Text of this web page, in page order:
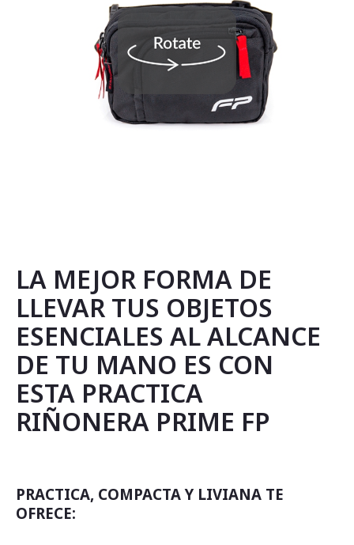
LA MEJOR FORMA DE
LLEVAR TUS OBJETOS
ESENCIALES AL ALCANCE
DE TU MANO ES CON
ESTA PRACTICA
RIÑONERA PRIME FP
PRACTICA, COMPACTA Y LIVIANA TE
OFRECE: